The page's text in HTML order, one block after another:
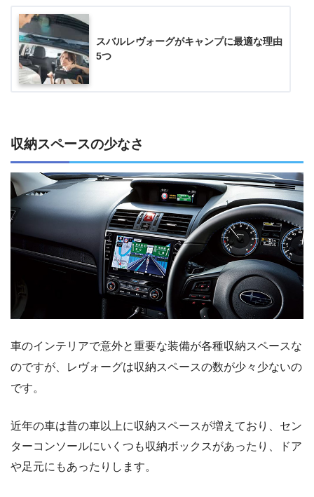
スバルレヴォーグがキャンプに最適な理由
5つ
収納スペースの少なさ
車のインテリアで意外と重要な装備が各種収納スペースな
のですが、レヴォーグは収納スペースの数が少々少ないの
です。
近年の車は昔の車以上に収納スペースが増えており、セン
ターコンソールにいくつも収納ボックスがあったり、ドア
や足元にもあったりします。